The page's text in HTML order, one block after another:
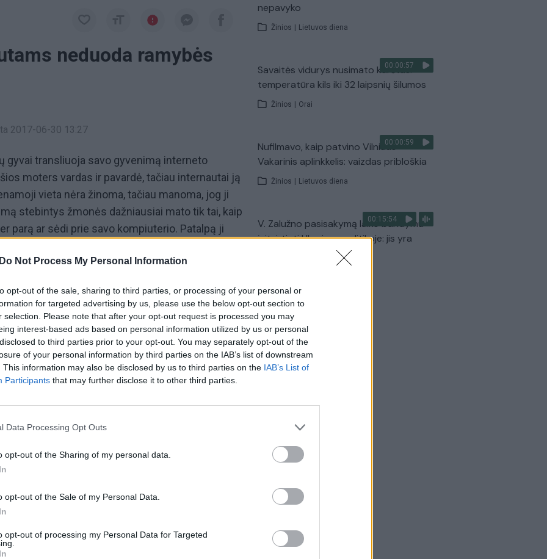
Do Not Process My Personal Information
opt-out of the sale, sharing to third parties, or processing of your personal or
for targeted advertising by us, please use the below opt-out section to
selection. Please note that after your opt-out request is processed you may
interest-based ads based on personal information utilized by us or personal
to third parties prior to your opt-out. You may separately opt-out of the
of your personal information by third parties on the IAB’s list of downstream
This information may also be disclosed by us to third parties on the IAB’s List of
Participants that may further disclose it to other third parties.
Data Processing Opt Outs
opt-out of the Sharing of my personal data.
opt-out of the Sale of my Personal Data.
opt-out of processing my Personal Data for Targeted
neduoda ramybės
2017-06-30 13:27
gyvai transliuoja savo gyvenimą interneto
moters vardas ir pavardė, tačiau internautai ją
vieta nėra žinoma, tačiau manoma, jog ji
stebintys žmonės dažniausiai mato tik tai, kaip
parą ar sėdi prie savo kompiuterio. Patalpą ji
būtiniausias prekes, o visą likusį laiką ji yra
vietos. Pati Chip Chan ją
korumpuotas Pietų Korėjos policininkas.
yra tiesa, ar vis dėlto ši moteris turi rimtų
psichologinis sutrikimas Pagrobimas
–
Liūdna vyresnio amžiaus dirbančiųjų
nepavyko
Žinios Lietuvos diena
00:00:57
Savaitės vidurys nusimato karštas:
temperatūra kils iki 32 laipsnių šilumos
Žinios Orai
00:00:59
Nufilmavo, kaip patvino Vilniaus
Vakarinis aplinkkelis: vaizdas pribloškia
Žinios Lietuvos diena
00:15:54
V. Zalužno pasisakymą laiko bandymu
įsitvirtinti Ukrainos politikoje: jis yra